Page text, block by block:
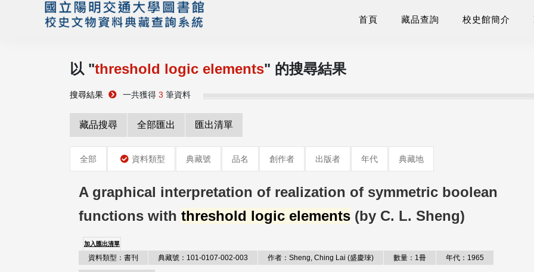
首頁 藏品查詢 校史館簡介
以 "threshold logic elements" 的搜尋結果
搜尋結果 一共獲得 3 筆資料
藏品搜尋 全部匯出 匯出清單
全部 資料類型 典藏號 品名 創作者 出版者 年代 典藏地
A graphical interpretation of realization of symmetric boolean
functions with threshold logic elements (by C. L. Sheng)
加入匯出清單
資料類型：書刊 典藏號：101-0107-002-003 作者：Sheng, Ching Lai (盛慶琜) 數量：1冊 年代：1965